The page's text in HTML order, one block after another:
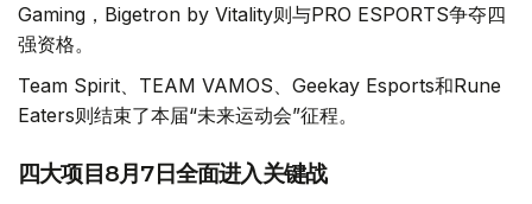
Gaming，Bigetron by Vitality则与PRO ESPORTS争夺四
强资格。
Team Spirit、TEAM VAMOS、Geekay Esports和Rune
Eaters则结束了本届“未来运动会”征程。
四大项目8月7日全面进入关键战